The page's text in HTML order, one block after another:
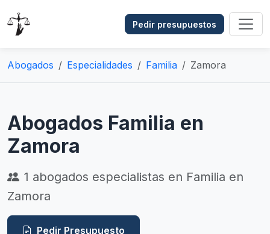
Pedir presupuestos
Abogados Especialidades Familia Zamora
Abogados Familia en
Zamora
1 abogados especialistas en Familia en
Zamora
Pedir Presupuesto